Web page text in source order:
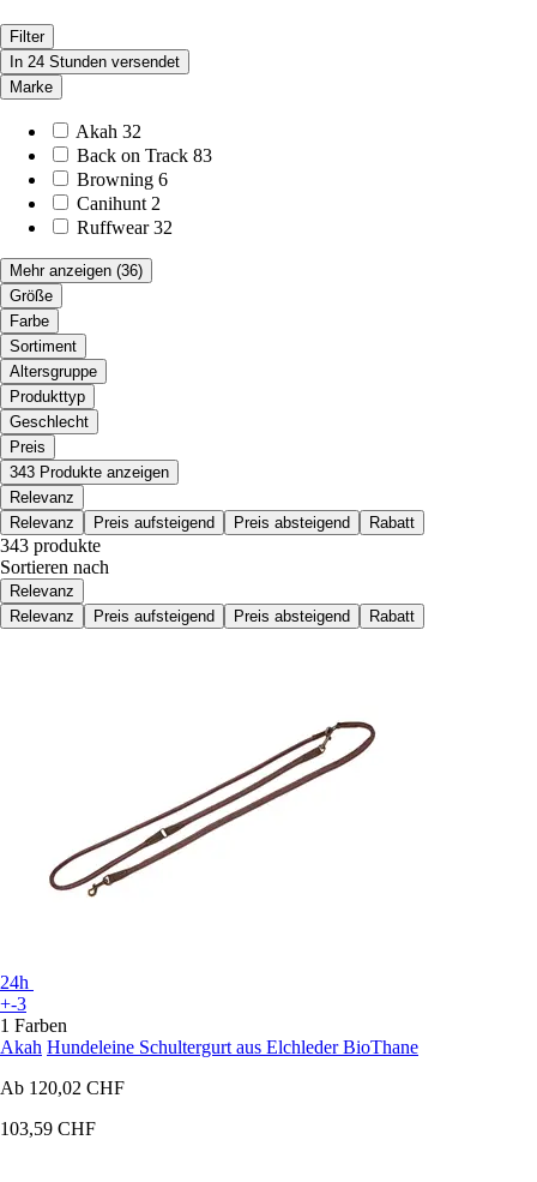
Filter
In 24 Stunden versendet
Marke
Akah 32
Back on Track 83
Browning 6
Canihunt 2
Ruffwear 32
Mehr anzeigen (36)
Größe
Farbe
Sortiment
Altersgruppe
Produkttyp
Geschlecht
Preis
343 Produkte anzeigen
Relevanz
Relevanz
Preis aufsteigend Preis absteigend Rabatt
343 produkte
Sortieren nach
Relevanz
Relevanz
Preis aufsteigend Preis absteigend Rabatt
24h
+-3
1 Farben
Akah Hundeleine Schultergurt aus Elchleder BioThane
Ab 120,02 CHF
103,59 CHF